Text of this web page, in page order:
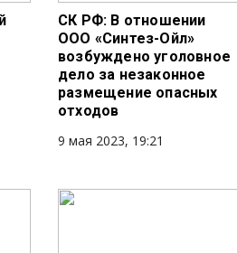
СК РФ: В отношении
ООО «Синтез-Ойл»
возбуждено уголовное
дело за незаконное
размещение опасных
отходов
9 мая 2023, 19:21